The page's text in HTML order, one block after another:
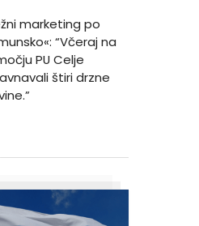
marketing po
“Včeraj na
PU Celje
štiri drzne